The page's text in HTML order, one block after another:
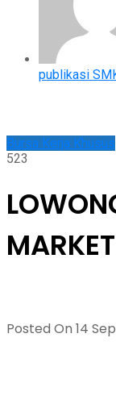
publikasi
Bursa Kerja Khusus
523
Posted On 14